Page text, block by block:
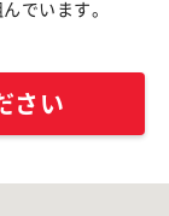
でいます。
さい